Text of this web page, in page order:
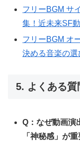
フリーBGM サ
集！近未来SF
フリーBGM オ
決める音楽の選
5. よくある質
Q：なぜ動画演
「神秘感」が